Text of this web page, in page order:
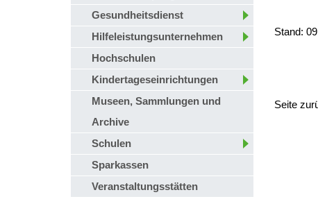
Gesundheitsdienst
Hilfeleistungsunternehmen
Hochschulen
Kindertageseinrichtungen
Museen, Sammlungen und
Archive
Schulen
Sparkassen
Veranstaltungsstätten
Stand:
Seite